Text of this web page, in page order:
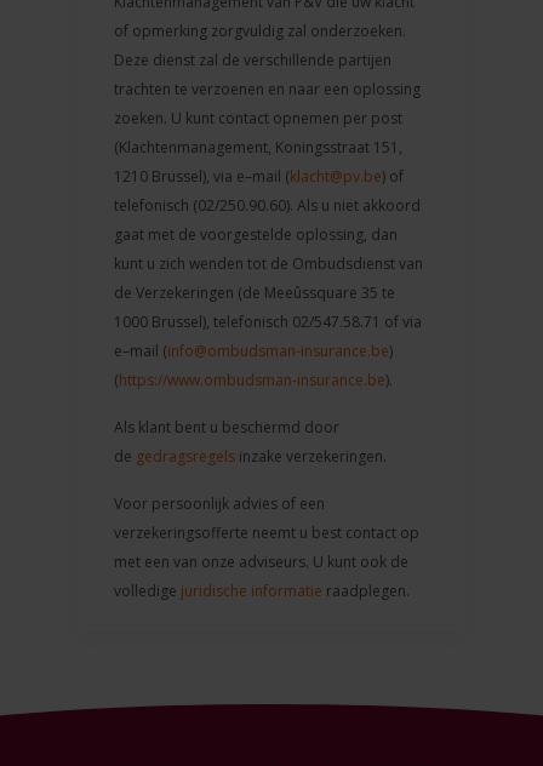
of opmerking zorgvuldig zal onderzoeken.
Deze dienst zal de verschillende partijen
trachten te verzoenen en naar een oplossing
zoeken. U kunt contact opnemen per post
(Klachtenmanagement, Koningsstraat 151,
1210 Brussel), via e–mail (klacht@pv.be) of
telefonisch (02/250.90.60). Als u niet akkoord
gaat met de voorgestelde oplossing, dan
kunt u zich wenden tot de Ombudsdienst van
de Verzekeringen (de Meeûssquare 35 te
1000 Brussel), telefonisch 02/547.58.71 of via
e–mail (info@ombudsman-insurance.be)
(https://www.ombudsman-insurance.be).
Als klant bent u beschermd door
de gedragsregels inzake verzekeringen.
Voor persoonlijk advies of een
verzekeringsofferte neemt u best contact op
met een van onze adviseurs. U kunt ook de
volledige juridische informatie raadplegen.